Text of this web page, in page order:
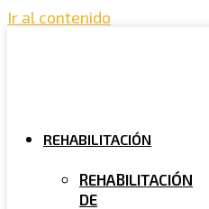
Ir al contenido
REHABILITACIÓN
REHABILITACIÓN
DE